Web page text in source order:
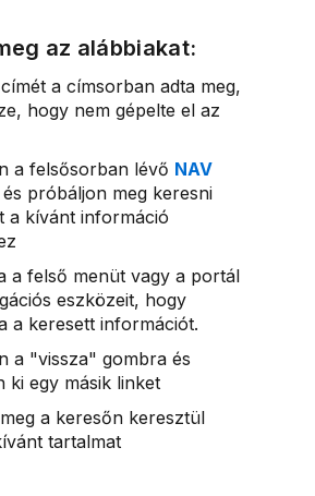
az alábbiakat:
a címsorban adta meg,
hogy nem gépelte el az
a felsősorban lévő NAV
és próbáljon meg keresni
a kívánt információ
a felső menüt vagy a portál
eszközeit, hogy
a keresett információt.
a "vissza" gombra és
ki egy másik linket
a keresőn keresztül
tartalmat